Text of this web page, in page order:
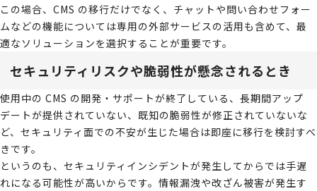
この場合、CMS の移行だけでなく、チャットや問い合わせフォー
ムなどの機能については専用の外部サービスの活用も含めて、最
適なソリューションを選択することが重要です。
セキュリティリスクや脆弱性が懸念されるとき
使用中の CMS の開発・サポートが終了している、長期間アップ
デートが提供されていない、既知の脆弱性が修正されていないな
ど、セキュリティ面での不安が生じた場合は即座に移行を検討すべ
きです。
というのも、セキュリティインシデントが発生してからでは手遅
れになる可能性が高いからです。情報漏洩や改ざん被害が発生す